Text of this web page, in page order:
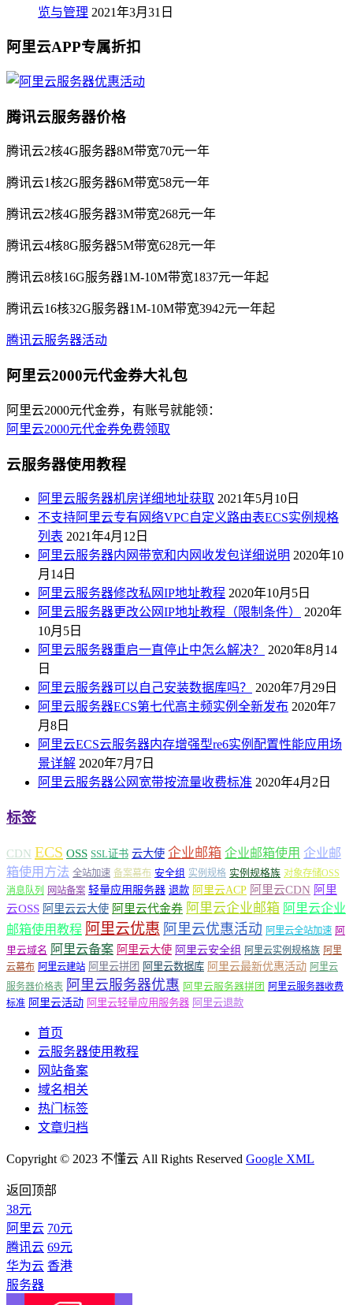
览与管理 2021年3月31日
阿里云APP专属折扣
腾讯云服务器价格
腾讯云2核4G服务器8M带宽70元一年
腾讯云1核2G服务器6M带宽58元一年
腾讯云2核4G服务器3M带宽268元一年
腾讯云4核8G服务器5M带宽628元一年
腾讯云8核16G服务器1M-10M带宽1837元一年起
腾讯云16核32G服务器1M-10M带宽3942元一年起
腾讯云服务器活动
阿里云2000元代金券大礼包
阿里云2000元代金券，有账号就能领：
阿里云2000元代金券免费领取
云服务器使用教程
阿里云服务器机房详细地址获取 2021年5月10日
不支持阿里云专有网络VPC自定义路由表ECS实例规格
列表 2021年4月12日
阿里云服务器内网带宽和内网收发包详细说明 2020年10
月14日
阿里云服务器修改私网IP地址教程 2020年10月5日
阿里云服务器更改公网IP地址教程（限制条件）
2020年
10月5日
阿里云服务器重启一直停止中怎么解决？
2020年8月14
日
阿里云服务器可以自己安装数据库吗？
2020年7月29日
阿里云服务器ECS第七代高主频实例全新发布 2020年7
月8日
阿里云ECS云服务器内存增强型re6实例配置性能应用场
景详解 2020年7月7日
阿里云服务器公网宽带按流量收费标准 2020年4月2日
标签
CDN ECS OSS SSL证书 云大使 企业邮箱 企业邮箱使用 企业邮
箱使用方法 全站加速 备案幕布 安全组 实例规格 实例规格族 对象存储OSS
消息队列
网站备案 轻量应用服务器 退款 阿里云ACP 阿里云CDN 阿里
云OSS 阿里云云大使 阿里云代金券 阿里云企业邮箱 阿里云企业
邮箱使用教程 阿里云优惠 阿里云优惠活动 阿里云全站加速 阿
里云域名 阿里云备案 阿里云大使 阿里云安全组 阿里云实例规格族 阿里
云幕布 阿里云建站 阿里云拼团 阿里云数据库 阿里云最新优惠活动 阿里云
服务器价格表 阿里云服务器优惠 阿里云服务器拼团 阿里云服务器收费
标准 阿里云活动 阿里云轻量应用服务器 阿里云退款
首页
云服务器使用教程
网站备案
域名相关
热门标签
文章归档
Copyright © 2023 不懂云 All Rights Reserved Google XML
返回顶部
38元
阿里云 70元
腾讯云 69元
华为云 香港
服务器